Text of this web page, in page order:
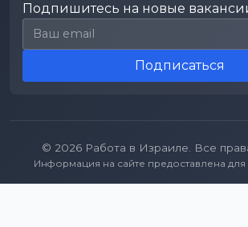
Подпишитесь на новые
Email для подписки
Подписаться
© 2026 Работа в Израиле. Все
Информация на сайте предоставлена